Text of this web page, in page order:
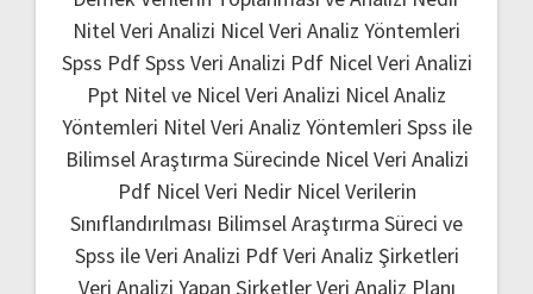
Nitel Veri Analizi Nicel Veri Analiz Yöntemleri
Spss PdfSpss Veri Analizi Pdf Nicel Veri Analizi
Ppt Nitel ve Nicel Veri Analizi Nicel Analiz
Yöntemleri Nitel Veri Analiz Yöntemleri Spss ile
Bilimsel Araştırma Sürecinde Nicel Veri Analizi
Pdf Nicel Veri Nedir Nicel Verilerin
Sınıflandırılması Bilimsel Araştırma Süreci ve
Spss ile Veri Analizi PdfVeri Analiz Şirketleri
Veri Analizi Yapan ŞirketlerVeri Analiz Planı